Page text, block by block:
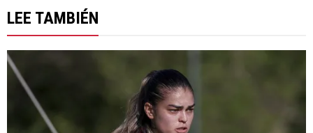
LEE TAMBIÉN